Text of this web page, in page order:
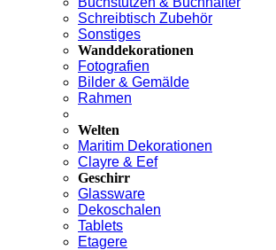
Schreibtisch Zubehör
Sonstiges
Wanddekorationen
Fotografien
Bilder & Gemälde
Rahmen
Welten
Maritim Dekorationen
Clayre & Eef
Geschirr
Glassware
Dekoschalen
Tablets
Etagere